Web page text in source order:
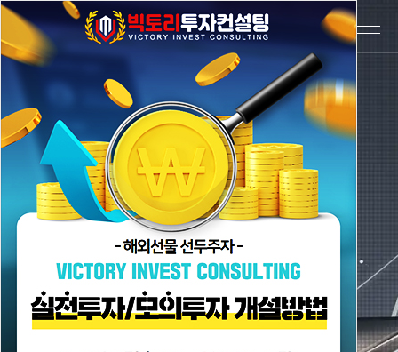
함께 투자하는 트레이딩Victory invest